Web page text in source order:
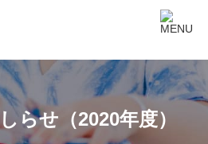
らせ（2020年度）